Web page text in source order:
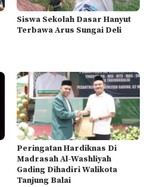
Siswa Sekolah Dasar Hanyut
Terbawa Arus Sungai Deli
Peringatan Hardiknas Di
Madrasah Al-Washliyah
Gading Dihadiri Walikota
Tanjung Balai